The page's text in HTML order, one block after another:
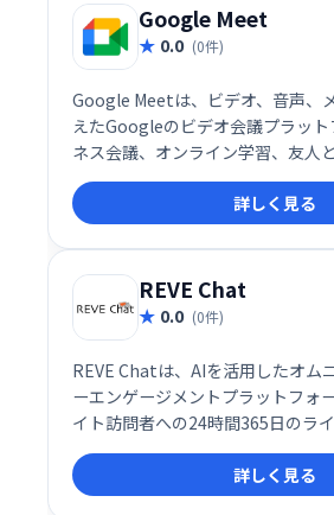
Google Meet
0.0 (0件)
Google Meetは、ビデオ、音声、
えたGoogleのビデオ会議プラッ
ネス会議、オンライン学習、友人
なシーンで活用できます。シンプ
ーフェースで、スムーズなコミュ
現。場所を選ばず、チームや仲間
を可能にします。 無料プランから
ニーズにも対応する柔軟性も魅力で
詳しく見る
REVE Chat
0.0 (0件)
REVE Chatは、AIを活用したオム
ーエンゲージメントプラットフォ
イト訪問者への24時間365日のラ
トを提供し、リード獲得と販売促
による効率的な対応と人間らしい
顧客エンゲージメントの向上を実
詳しく見る